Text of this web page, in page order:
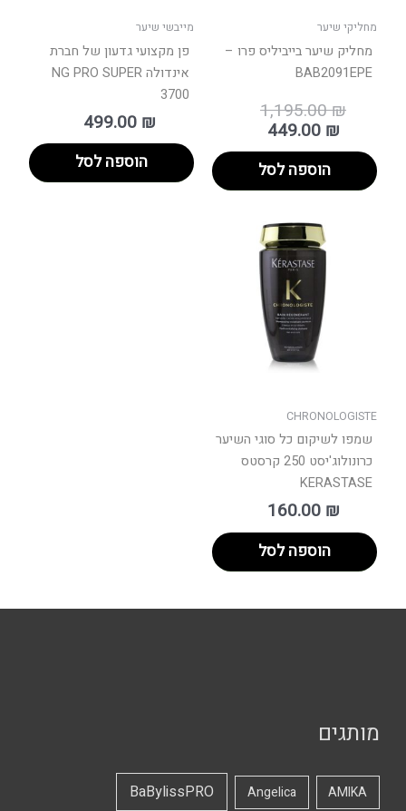
CHRONOLOGISTE
שמפו לשיקום כל סוגי השיער
כרונולוג'יסט 250 קרסטס
KERASTASE
160.00 ₪
הוספה לסל
מייבשי שיער
פן מקצועי גדעון של חברת
אינדולה NG PRO SUPER
3700
499.00 ₪
הוספה לסל
מחליקי שיער
מחליק שיער בייביליס פרו –
BAB2091EPE
1,195.00₪
449.00 ₪
הוספה לסל
מותגים
AMIKA
Angelica
BaBylissPRO